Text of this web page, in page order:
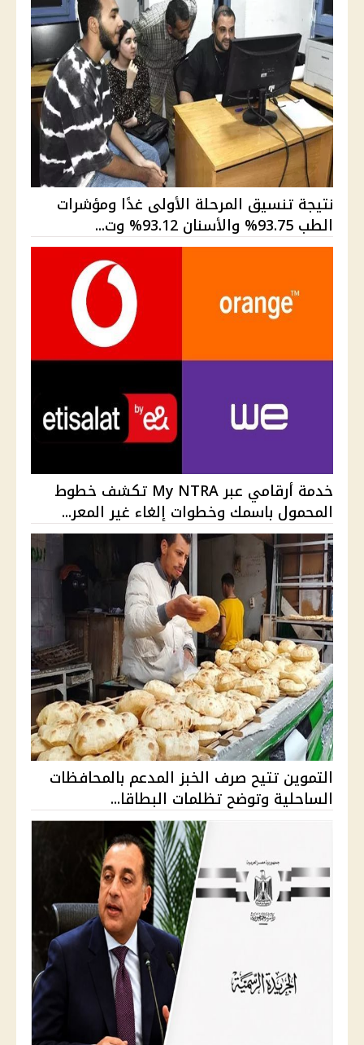
نتيجة تنسيق المرحلة الأولى غدًا ومؤشرات
الطب 93.75% والأسنان 93.12% وت...
خدمة أرقامي عبر My NTRA تكشف خطوط
المحمول باسمك وخطوات إلغاء غير المعر...
التموين تتيح صرف الخبز المدعم بالمحافظات
الساحلية وتوضح تظلمات البطاقا...